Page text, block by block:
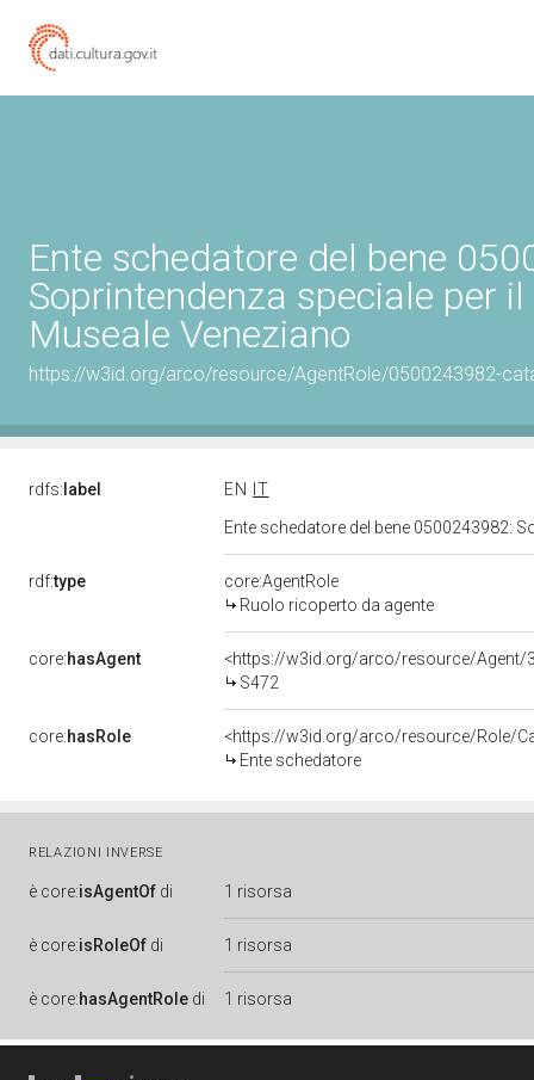
Ente schedatore del bene
Soprintendenza speciale per il
Museale Veneziano
https://w3id.org/arco/resource/AgentRole/0500243982-
rdfs: label EN
IT
Ente schedatore del bene 0500243982:
rdf:type
core:AgentRole
Ruolo ricoperto da agente
core:hasAgent
<https://w3id.org/arco/resource/Agent/
S472
core:hasRole
<https://w3id.org/arco/resource/Role/
Ente schedatore
RELAZIONI INVERSE
è core:isAgentOf di 1 risorsa
è core:isRoleOf di 1 risorsa
è core:hasAgentRole di 1 risorsa